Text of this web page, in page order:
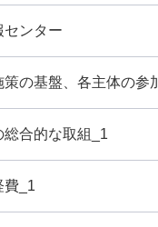
ンター
の基盤、各主体の参
合的な取組_1
_1